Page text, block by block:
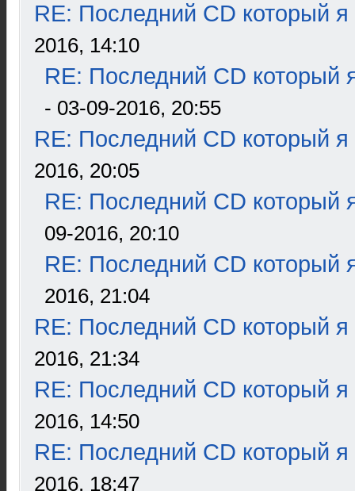
RE: Последний CD который я
2016, 14:10
RE: Последний CD который
- 03-09-2016, 20:55
RE: Последний CD который я
2016, 20:05
RE: Последний CD который
09-2016, 20:10
RE: Последний CD который
2016, 21:04
RE: Последний CD который я
2016, 21:34
RE: Последний CD который я
2016, 14:50
RE: Последний CD который я
2016, 18:47